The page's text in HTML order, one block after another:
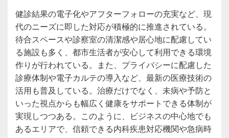
健診結果の電子化やアフターフォローの充実など、現
代のニーズに即した対応が積極的に推進されている。
待合スペースや診察室の清潔感や居心地に配慮してい
る施設も多く、都市生活者が安心して利用できる環境
作りが行われている。また、プライバシーに配慮した
診療体制や電子カルテの導入など、最新の医療技術の
活用も普及している。治療だけでなく、未病や予防と
いった視点からも幅広く健康をサポートできる体制が
実現しつつある。このように、ビジネスの中心地でも
あるエリアで、信頼できる内科疾患対応機関や急病時